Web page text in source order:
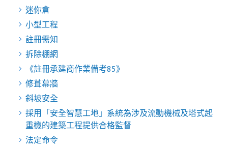
迷你倉
小型工程
註冊需知
拆除棚網
《註冊承建商作業備考85》
修葺幕牆
斜坡安全
採用「安全智慧工地」系統為涉及流動機械及塔式起
重機的建築工程提供合格監督
法定命令